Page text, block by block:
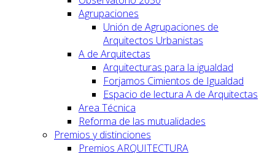
Agrupaciones
Unión de Agrupaciones de
Arquitectos Urbanistas
A de Arquitectas
Arquitecturas para la igualdad
Forjamos Cimientos de Igualdad
Espacio de lectura A de Arquitectas
Area Técnica
Reforma de las mutualidades
Premios y distinciones
Premios ARQUITECTURA